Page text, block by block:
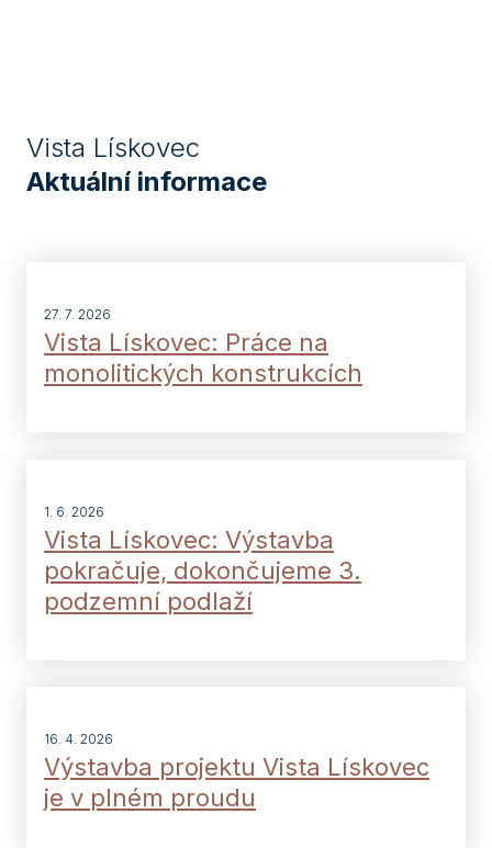
Vista Lískovec
Aktuální informace
27. 7. 2026
Vista Lískovec: Práce na
monolitických konstrukcích
1. 6. 2026
Vista Lískovec: Výstavba
pokračuje, dokončujeme 3.
podzemní podlaží
16. 4. 2026
Výstavba projektu Vista Lískovec
je v plném proudu